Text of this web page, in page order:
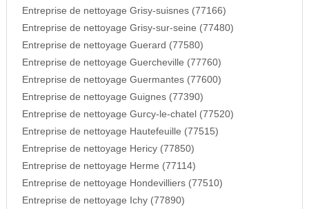
Entreprise de nettoyage Grisy-suisnes (77166)
Entreprise de nettoyage Grisy-sur-seine (77480)
Entreprise de nettoyage Guerard (77580)
Entreprise de nettoyage Guercheville (77760)
Entreprise de nettoyage Guermantes (77600)
Entreprise de nettoyage Guignes (77390)
Entreprise de nettoyage Gurcy-le-chatel (77520)
Entreprise de nettoyage Hautefeuille (77515)
Entreprise de nettoyage Hericy (77850)
Entreprise de nettoyage Herme (77114)
Entreprise de nettoyage Hondevilliers (77510)
Entreprise de nettoyage Ichy (77890)